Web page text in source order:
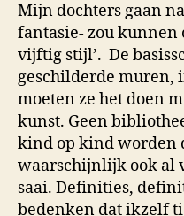
Mijn dochters gaan
fantasie- zou kunnen
vijftig stijl’. De
geschilderde muren,
moeten ze het doen
kunst. Geen
kind op kind worden
waarschijnlijk ook al
saai. Definities,
bedenken dat ikzelf